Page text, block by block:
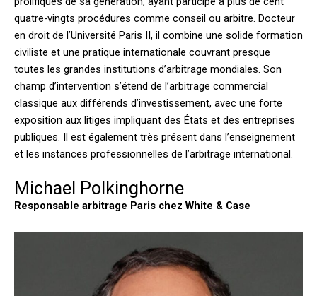
quatre-vingts procédures comme conseil ou arbitre. Docteur
en droit de l’Université Paris II, il combine une solide formation
civiliste et une pratique internationale couvrant presque
toutes les grandes institutions d’arbitrage mondiales. Son
champ d’intervention s’étend de l’arbitrage commercial
classique aux différends d’investissement, avec une forte
exposition aux litiges impliquant des États et des entreprises
publiques. Il est également très présent dans l’enseignement
et les instances professionnelles de l’arbitrage international.
Michael Polkinghorne
Responsable arbitrage Paris chez White & Case